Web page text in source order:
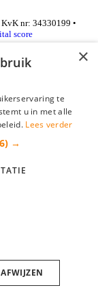
nr: 34330199 •
score
×
te
u in met alle
Lees verder
→